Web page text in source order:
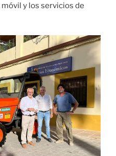
y los servicios de